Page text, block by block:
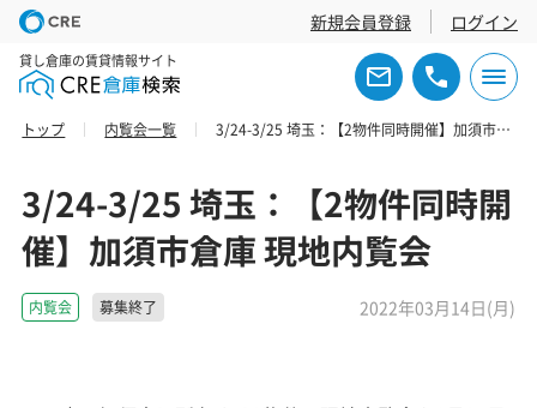
新規会員登録 ログイン
貸し倉庫の賃貸情報サイト
トップ 内覧会一覧 3/24-3/25 埼玉：【2物件同時開催】加須市倉庫 現地内覧会
3/24-3/25 埼玉：【2物件同時開
催】加須市倉庫 現地内覧会
内覧会 募集終了 2022年03月14日(月)